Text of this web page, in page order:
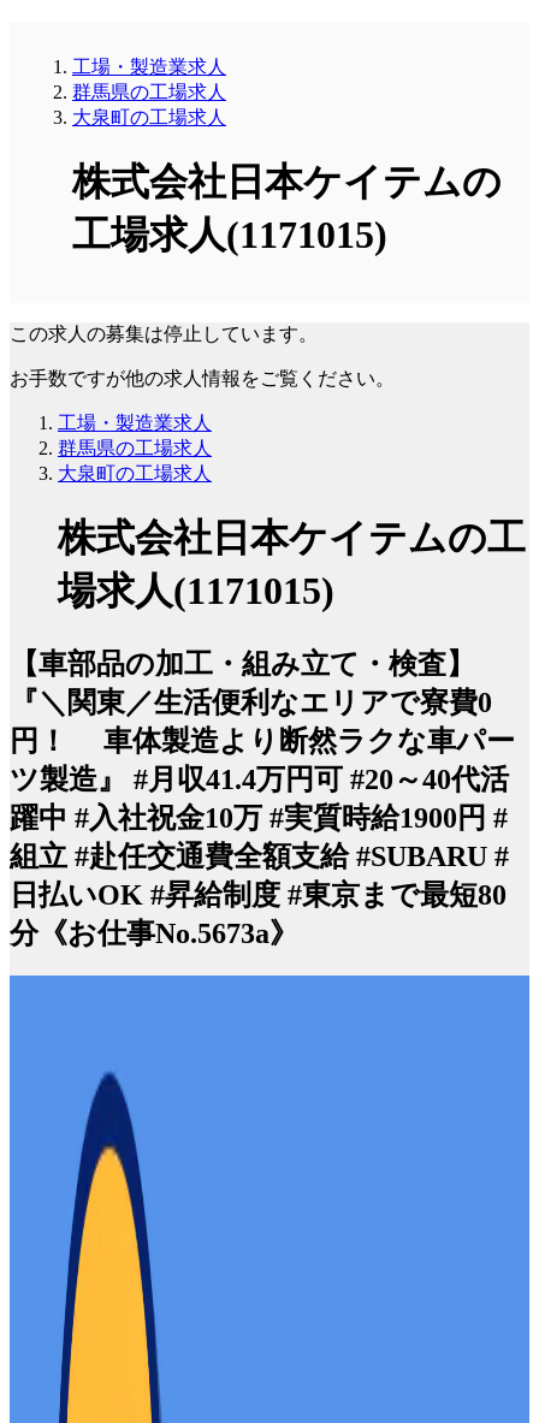
工場・製造業求人
群馬県の工場求人
大泉町の工場求人
株式会社日本ケイテムの
工場求人(1171015)
この求人の募集は停止しています。
お手数ですが他の求人情報をご覧ください。
工場・製造業求人
群馬県の工場求人
大泉町の工場求人
株式会社日本ケイテムの工
場求人(1171015)
【車部品の加工・組み立て・検査】
『＼関東／生活便利なエリアで寮費0
円！ 車体製造より断然ラクな車パー
ツ製造』 #月収41.4万円可 #20～40代活
躍中 #入社祝金10万 #実質時給1900円 #
組立 #赴任交通費全額支給 #SUBARU #
日払いOK #昇給制度 #東京まで最短80
分《お仕事No.5673a》